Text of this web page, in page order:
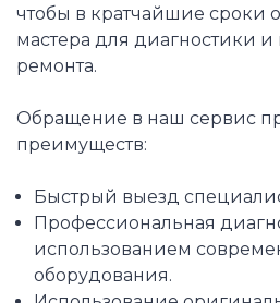
чтобы в кратчайшие сроки
мастера для диагностики
ремонта.
Обращение в наш сервис
преимуществ:
Быстрый выезд
Профессиональная
использованием
оборудования.